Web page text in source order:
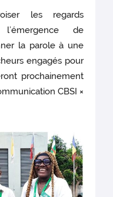
les regards
l’émergence de
la parole à une
engagés pour
prochainement
CBSI ×